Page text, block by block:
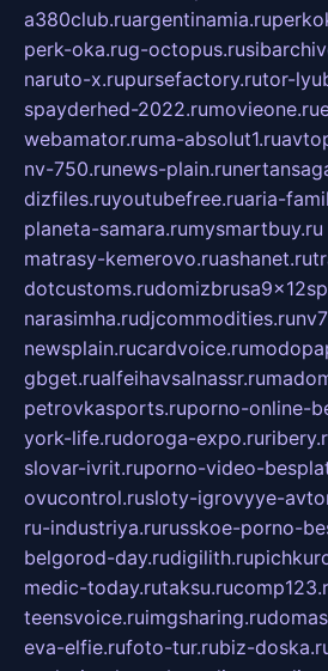
a380club.ruargentinamia.ru
perk-oka.rug-octopus.ru
naruto-x.rupursefactory.rutor-
spayderhed-2022.rumovieone.ru
webamator.ruma-absolut1.ru
nv-750.runews-plain.ru
dizfiles.ruyoutubefree.ruaria-
planeta-samara.rumysmartbuy.ru
matrasy-kemerovo.ruashanet.ru
dotcustoms.ru
narasimha.rudjcommodities.ru
newsplain.rucardvoice.ru
gbget.rualfeihavsalnassr.ru
petrovkasports.ruporno-online-
york-life.rudoroga-expo.ru
slovar-ivrit.ruporno-video-
ovucontrol.rusloty-igrovyye-
ru-industriya.rurusskoe-porno-
belgorod-day.rudigilith.ru
medic-today.rutaksu.ru
teensvoice.ruimgsharing.ru
eva-elfie.rufoto-tur.rubiz-